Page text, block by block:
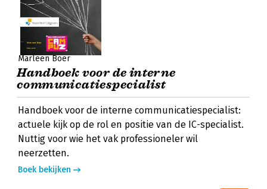
Marleen Boer
Handboek voor de interne
communicatiespecialist
Handboek voor de interne communicatiespecialist:
actuele kijk op de rol en positie van de IC-specialist.
Nuttig voor wie het vak professioneler wil
neerzetten.
Boek bekijken